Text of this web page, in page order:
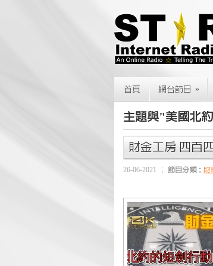
首頁 網台節目 »
主題與"美國北
財金工房 四百
26-06-2021 節目分類： 財